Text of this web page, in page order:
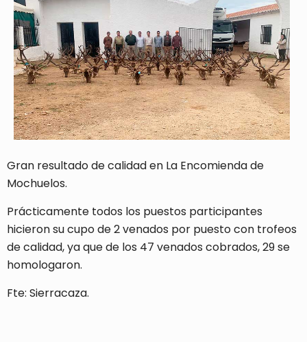
Gran resultado de calidad en La Encomienda de
Mochuelos.
Prácticamente todos los puestos participantes
hicieron su cupo de 2 venados por puesto con trofeos
de calidad, ya que de los 47 venados cobrados, 29 se
homologaron.
Fte: Sierracaza.